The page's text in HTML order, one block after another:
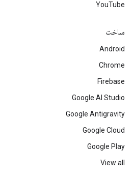
YouTube
ساخت
Android
Chrome
Firebase
Google AI Studio
Google Antigravity
Google Cloud
Google Play
View all